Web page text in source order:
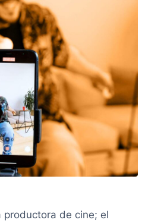
productora de cine; el